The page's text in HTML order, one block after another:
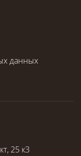
данных
25 к3